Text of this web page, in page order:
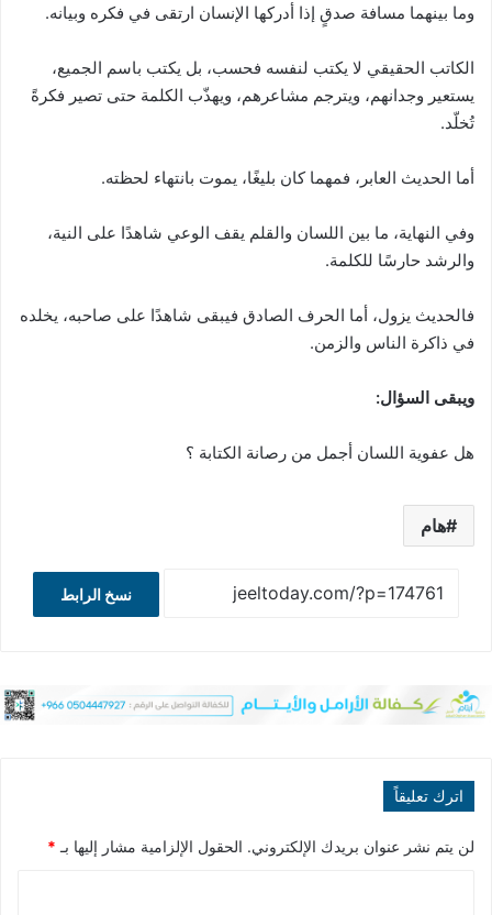
وما بينهما مسافة صدقٍ إذا أدركها الإنسان ارتقى في فكره وبيانه.
الكاتب الحقيقي لا يكتب لنفسه فحسب، بل يكتب باسم الجميع،
يستعير وجدانهم، ويترجم مشاعرهم، ويهذّب الكلمة حتى تصير فكرةً
تُخلّد.
أما الحديث العابر، فمهما كان بليغًا، يموت بانتهاء لحظته.
وفي النهاية، ما بين اللسان والقلم يقف الوعي شاهدًا على النية،
والرشد حارسًا للكلمة.
فالحديث يزول، أما الحرف الصادق فيبقى شاهدًا على صاحبه، يخلده
في ذاكرة الناس والزمن.
ويبقى السؤال:
هل عفوية اللسان أجمل من رصانة الكتابة ؟
هام
نسخ الرابط
اترك تعليقاً
لن يتم نشر عنوان بريدك الإلكتروني. الحقول الإلزامية مشار إليها بـ *